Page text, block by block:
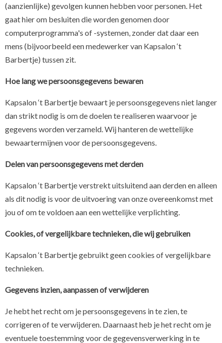
(aanzienlijke) gevolgen kunnen hebben voor personen. Het
gaat hier om besluiten die worden genomen door
computerprogramma's of -systemen, zonder dat daar een
mens (bijvoorbeeld een medewerker van Kapsalon ‘t
Barbertje) tussen zit.
Hoe lang we persoonsgegevens bewaren
Kapsalon ‘t Barbertje bewaart je persoonsgegevens niet langer
dan strikt nodig is om de doelen te realiseren waarvoor je
gegevens worden verzameld. Wij hanteren de wettelijke
bewaartermijnen voor de persoonsgegevens.
Delen van persoonsgegevens met derden
Kapsalon ‘t Barbertje verstrekt uitsluitend aan derden en alleen
als dit nodig is voor de uitvoering van onze overeenkomst met
jou of om te voldoen aan een wettelijke verplichting.
Cookies, of vergelijkbare technieken, die wij gebruiken
Kapsalon ‘t Barbertje gebruikt geen cookies of vergelijkbare
technieken.
Gegevens inzien, aanpassen of verwijderen
Je hebt het recht om je persoonsgegevens in te zien, te
corrigeren of te verwijderen. Daarnaast heb je het recht om je
eventuele toestemming voor de gegevensverwerking in te